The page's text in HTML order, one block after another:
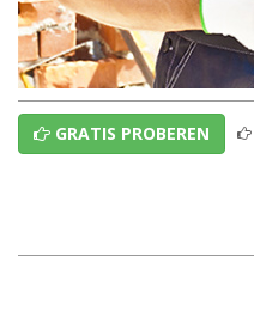
GRATIS PROBEREN